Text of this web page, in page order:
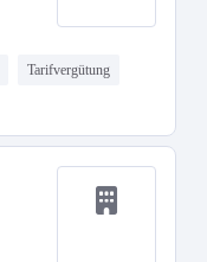
Tarifvergütung